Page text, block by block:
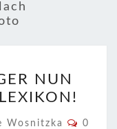
NUN
Wosnitzka
0